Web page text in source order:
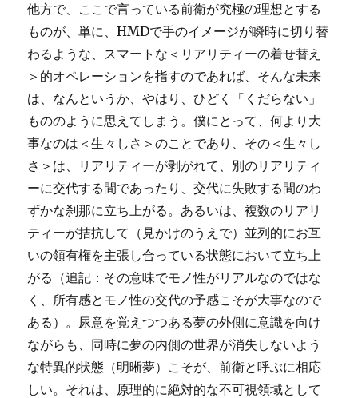
他方で、ここで言っている前衛が究極の理想とする
ものが、単に、HMDで手のイメージが瞬時に切り替
わるような、スマートな＜リアリティーの着せ替え
＞的オペレーションを指すのであれば、そんな未来
は、なんというか、やはり、ひどく「くだらない」
もののように思えてしまう。僕にとって、何より大
事なのは＜生々しさ＞のことであり、その＜生々し
さ＞は、リアリティーが剥がれて、別のリアリティ
ーに交代する間であったり、交代に失敗する間のわ
ずかな刹那に立ち上がる。あるいは、複数のリアリ
ティーが拮抗して（見かけのうえで）並列的にお互
いの領有権を主張し合っている状態において立ち上
がる（追記：その意味でモノ性がリアルなのではな
く、所有感とモノ性の交代の予感こそが大事なので
ある）。尿意を覚えつつある夢の外側に意識を向け
ながらも、同時に夢の内側の世界が消失しないよう
な特異的状態（明晰夢）こそが、前衛と呼ぶに相応
しい。それは、原理的に絶対的な不可視領域として